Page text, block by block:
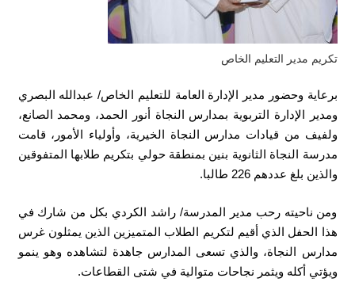
تكريم مدير التعليم الخاص
برعاية وحضور مدير الإدارة العامة للتعليم الخاص/ عبدالله البصري
ومدير الإدارة التربوية بمدارس النجاة أنور الحمد، ومحمد الصانع،
ولفيف من قيادات مدارس النجاة الخيرية، وأولياء الأمور، قامت
مدرسة النجاة الثانوية بنين بمنطقة حولي بتكريم طلابها المتفوقين
والذين بلغ عددهم 226 طالبا.
ومن ناحيته رحب مدير المدرسة/ راشد الكردي بكل من شارك في
هذا الحفل الذي أقيم لتكريم الطلاب المتميزين الذين يمثلون غرس
مدارس النجاة، والذي تسعى المدارس جاهدة لتشاهده وهو ينمو
ويؤتي أكله ويثمر نجاحات متوالية في شتى القطاعات.